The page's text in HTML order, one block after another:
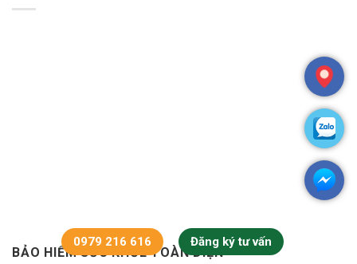
BẢO HIỂM SỨC KHỎE TOÀN DIỆN
0979 216 616 Đăng ký tư vấn